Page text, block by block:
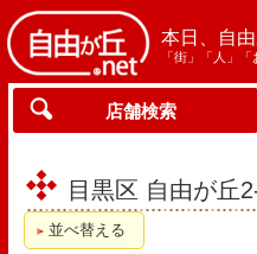
本日、自由
「街」「人」
店舗検索
目黒区 自由が丘
並べ替える